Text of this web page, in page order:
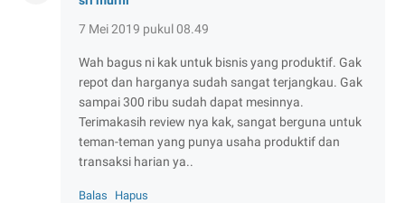
7 Mei 2019 pukul 08.49
Wah bagus ni kak untuk bisnis yang produktif. Gak
repot dan harganya sudah sangat terjangkau. Gak
sampai 300 ribu sudah dapat mesinnya.
Terimakasih review nya kak, sangat berguna untuk
teman-teman yang punya usaha produktif dan
transaksi harian ya..
Balas Hapus